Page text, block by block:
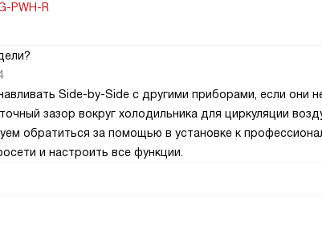
PWH-R
Side-by-Side с другими приборами, если они
зазор вокруг холодильника для циркуляции
обратиться за помощью в установке к
и настроить все функции.